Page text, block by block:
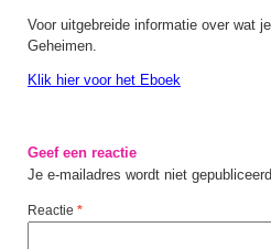
Voor uitgebreide informatie over wat
Geheimen.
Klik hier voor het Eboek
Geef een reactie
Je e-mailadres wordt niet
Reactie *